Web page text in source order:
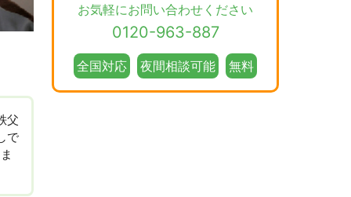
父
で
お気軽にお問い合わせください
0120-963-887
全国対応 夜間相談可能 無料